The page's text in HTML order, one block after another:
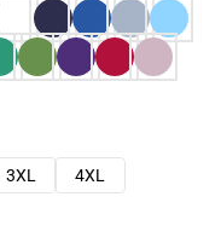
3XL
4XL